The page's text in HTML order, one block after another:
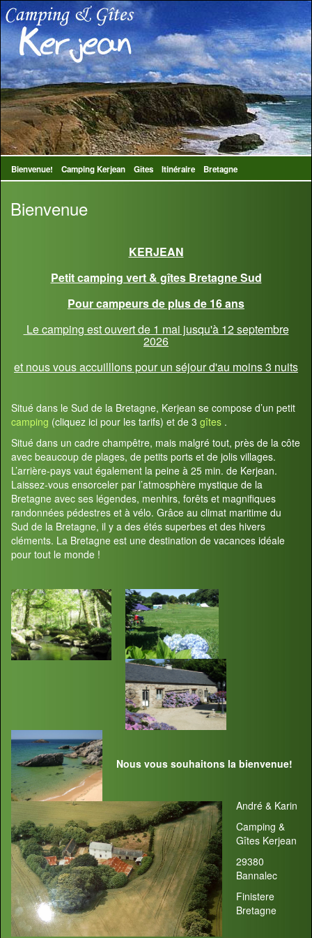
Bienvenue! Camping Kerjean Gîtes Itinéraire Bretagne
Bienvenue
KERJEAN
Petit camping vert & gîtes Bretagne Sud
Pour campeurs de plus de 16 ans
Le camping est ouvert de 1 mai jusqu'à 12 septembre
2026
et nous vous accuilllons pour un séjour d'au moins 3 nuits
Situé dans le Sud de la Bretagne, Kerjean se compose d’un petit
camping (cliquez ici pour les tarifs) et de 3 gîtes .
Situé dans un cadre champêtre, mais malgré tout, près de la côte
avec beaucoup de plages, de petits ports et de jolis villages.
L’arrière-pays vaut également la peine à 25 min. de Kerjean.
Laissez-vous ensorceler par l’atmosphère mystique de la
Bretagne avec ses légendes, menhirs, forêts et magnifiques
randonnées pédestres et à vélo. Grâce au climat maritime du
Sud de la Bretagne, il y a des étés superbes et des hivers
cléments. La Bretagne est une destination de vacances idéale
pour tout le monde !
Nous vous souhaitons la bienvenue!
André & Karin
Camping &
Gîtes Kerjean
29380
Bannalec
Finistere
Bretagne